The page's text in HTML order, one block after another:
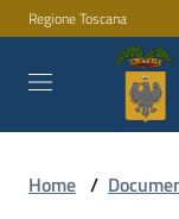
Vai al contenuto
Vai alla navigazione
Vai al footer
Regione Toscana
Amministrazione
Home /